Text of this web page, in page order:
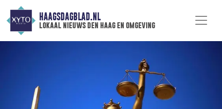
HAAGSDAGBLAD.NL
lokaal nieuws den haag en omgeving